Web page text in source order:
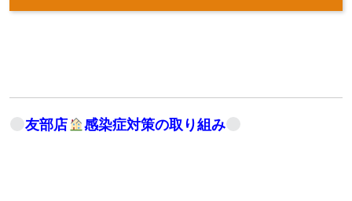
友部店 感染症対策の取り組み